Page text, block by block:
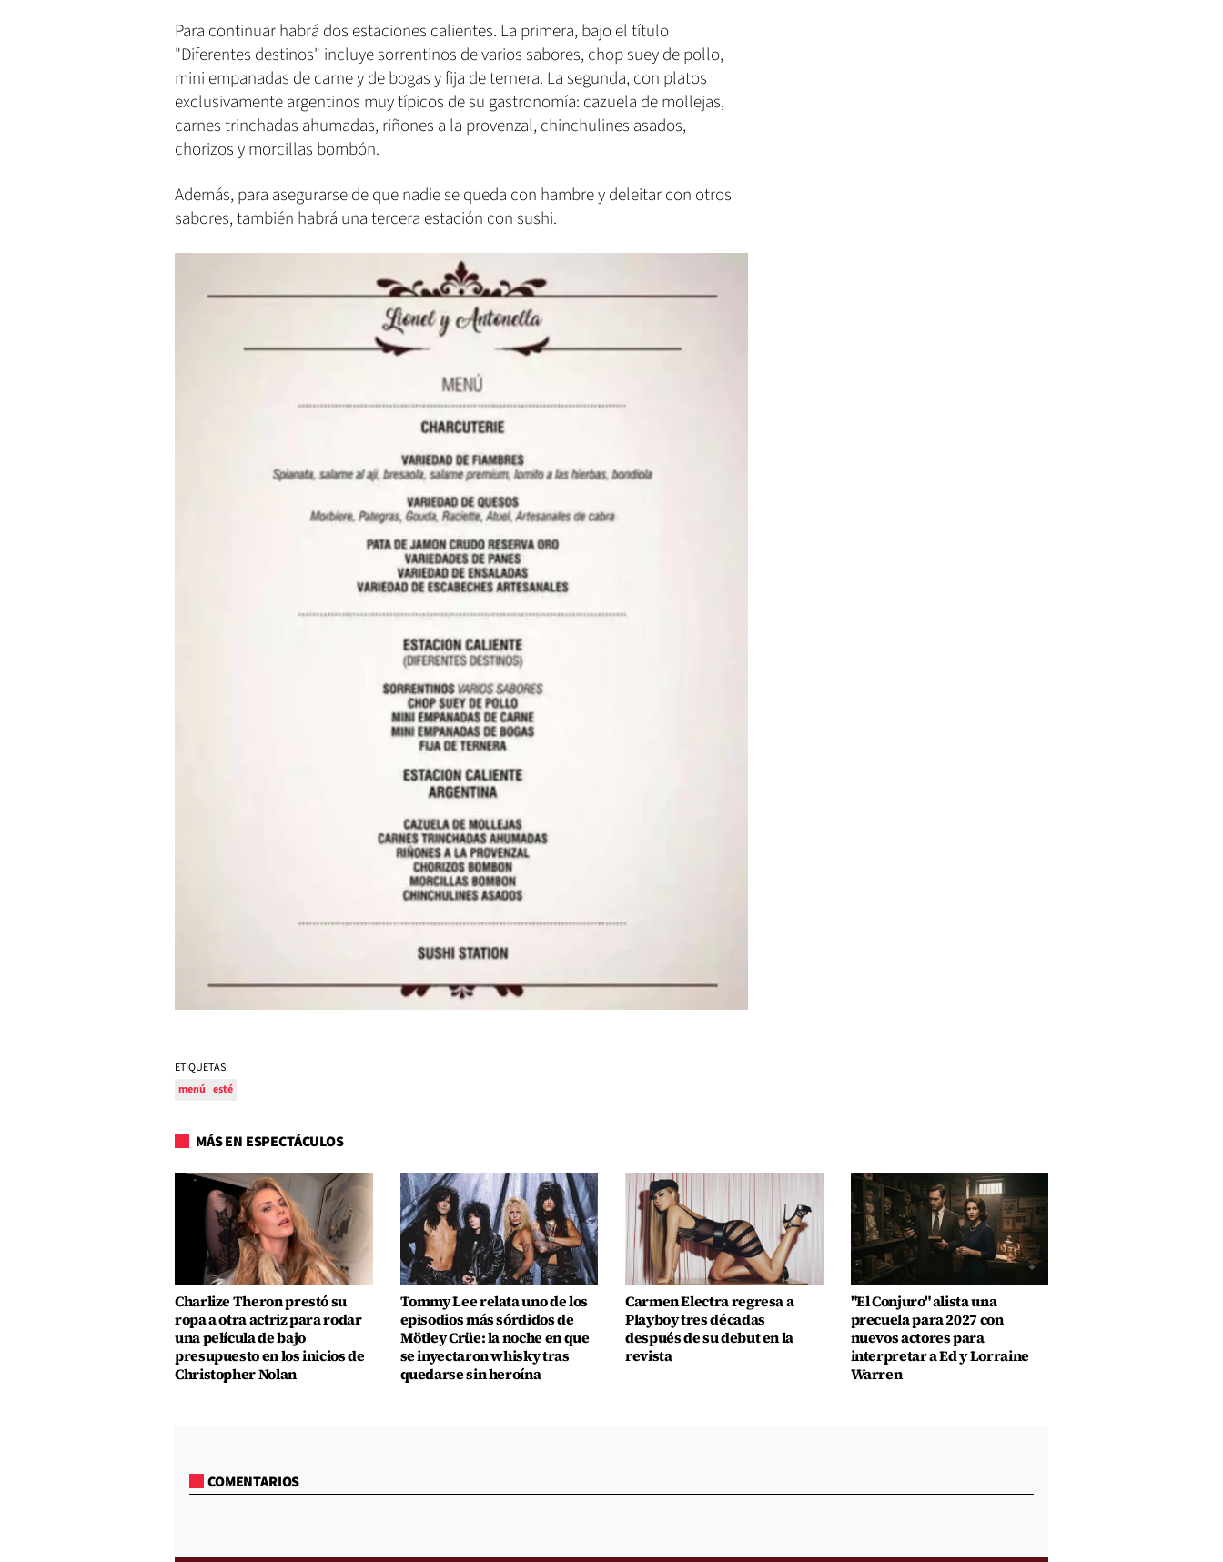
Para continuar habrá dos estaciones calientes. La primera, bajo el título
"Diferentes destinos" incluye sorrentinos de varios sabores, chop suey de pollo,
mini empanadas de carne y de bogas y fija de ternera. La segunda, con platos
exclusivamente argentinos muy típicos de su gastronomía: cazuela de mollejas,
carnes trinchadas ahumadas, riñones a la provenzal, chinchulines asados,
chorizos y morcillas bombón.
Además, para asegurarse de que nadie se queda con hambre y deleitar con otros
sabores, también habrá una tercera estación con sushi.
ETIQUETAS:
menú esté
MÁS EN ESPECTÁCULOS
Charlize Theron prestó su
ropa a otra actriz para rodar
una película de bajo
presupuesto en los inicios de
Christopher Nolan
Tommy Lee relata uno de los
episodios más sórdidos de
Mötley Crüe: la noche en que
se inyectaron whisky tras
quedarse sin heroína
Carmen Electra regresa a
Playboy tres décadas
después de su debut en la
revista
"El Conjuro" alista una
precuela para 2027 con
nuevos actores para
interpretar a Ed y Lorraine
Warren
COMENTARIOS